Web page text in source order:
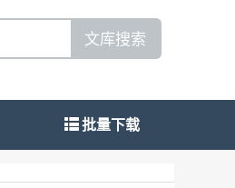
文库搜索
批量下载
coefficient in